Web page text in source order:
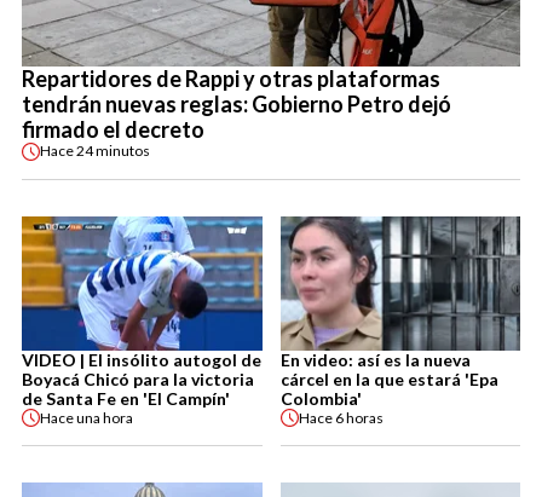
Repartidores de Rappi y otras plataformas
tendrán nuevas reglas: Gobierno Petro dejó
firmado el decreto
Hace24 minutos
VIDEO | El insólito autogol de
Boyacá Chicó para la victoria
de Santa Fe en 'El Campín'
Haceuna hora
En video: así es la nueva
cárcel en la que estará 'Epa
Colombia'
Hace 6 horas